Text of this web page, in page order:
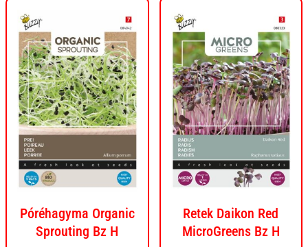
Póréhagyma Organic
Sprouting Bz H
Retek Daikon Red
MicroGreens Bz H